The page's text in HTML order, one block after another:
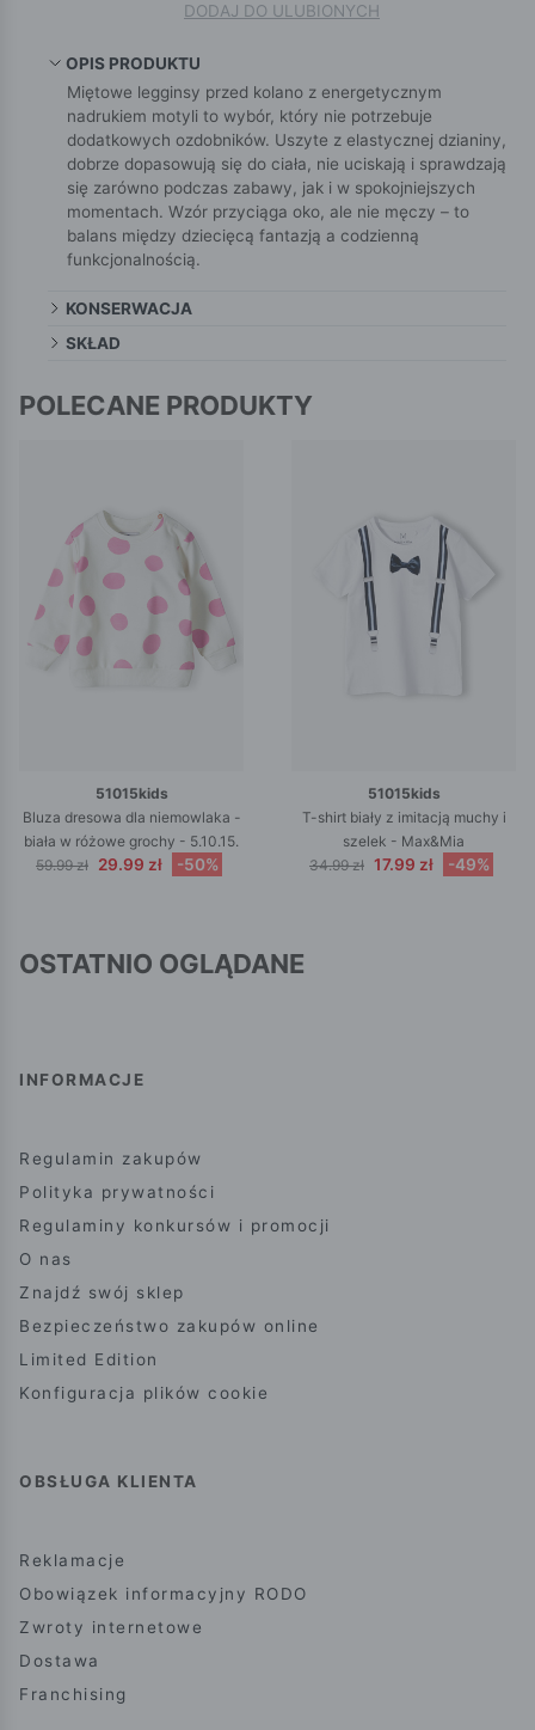
DODAJ DO ULUBIONYCH
OPIS PRODUKTU
Miętowe legginsy przed kolano z energetycznym
nadrukiem motyli to wybór, który nie potrzebuje
dodatkowych ozdobników. Uszyte z elastycznej dzianiny,
dobrze dopasowują się do ciała, nie uciskają i sprawdzają
się zarówno podczas zabawy, jak i w spokojniejszych
momentach. Wzór przyciąga oko, ale nie męczy – to
balans między dziecięcą fantazją a codzienną
funkcjonalnością.
KONSERWACJA
SKŁAD
POLECANE PRODUKTY
51015kids
Bluza dresowa dla niemowlaka -
biała w różowe grochy - 5.10.15.
59.99 zł 29.99 zł -50%
51015kids
T-shirt biały z imitacją muchy i
szelek - Max&Mia
34.99 zł 17.99 zł -49%
OSTATNIO OGLĄDANE
INFORMACJE
Regulamin zakupów
Polityka prywatności
Regulaminy konkursów i promocji
O nas
Znajdź swój sklep
Bezpieczeństwo zakupów online
Limited Edition
Konfiguracja plików cookie
OBSŁUGA KLIENTA
Reklamacje
Obowiązek informacyjny RODO
Zwroty internetowe
Dostawa
Franchising